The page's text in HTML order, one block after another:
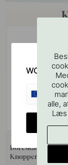
Boreskabelonen
Knopper
alle,
Læs
WOULD
EU